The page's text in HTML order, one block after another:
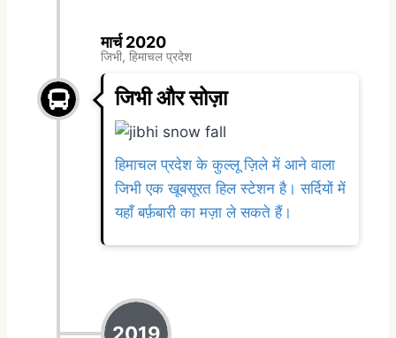
मार्च 2020
जिभी, हिमाचल प्रदेश
जिभी और सोज़ा
हिमाचल प्रदेश के कुल्लू ज़िले में आने वाला
जिभी एक खूबसूरत हिल स्टेशन है। सर्दियों में
यहाँ बर्फ़बारी का मज़ा ले सकते हैं।